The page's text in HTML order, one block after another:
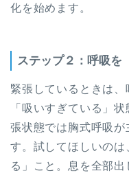
化を始めます。
ステップ２：呼吸を
緊張しているときは
「吸いすぎている」
張状態では胸式呼吸が
す。試してほしいの
る」こと。息を全部